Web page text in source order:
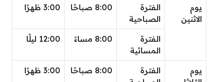
يوم
الاثنين
الفترة
الصباحية
8:00 صباحًا 3:00 ظهرًا
الفترة
المسائية
8:00 مساءً 12:00 ليلًا
يوم
الفترة
8:00 صباحًا 3:00 ظهرًا